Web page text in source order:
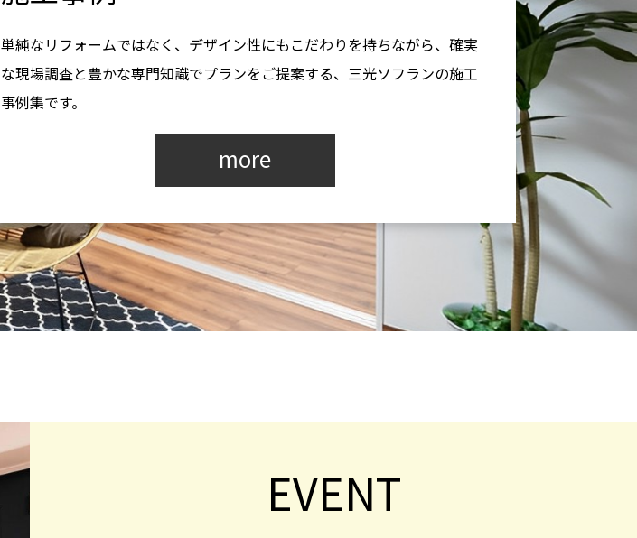
単純なリフォームではなく、デザイン性にもこだわりを持ちながら、確実
な現場調査と豊かな専門知識でプランをご提案する、三光ソフランの施工
事例集です。
more
EVENT